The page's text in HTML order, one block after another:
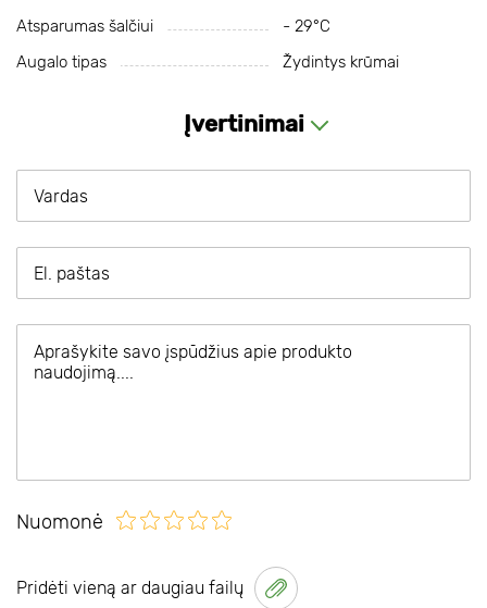
Atsparumas šalčiui
- 29°С
Augalo tipas
Žydintys krūmai
Įvertinimai
Nuomonė
Pridėti vieną ar daugiau failų